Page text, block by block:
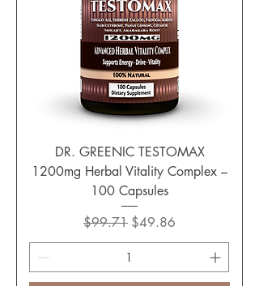
DR. GREENIC TESTOMAX
1200mg Herbal Vitality Complex –
100 Capsules
通常価格
$99.71 セール価格
$49.86